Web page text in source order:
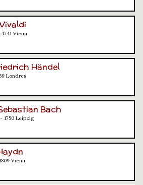
Viena
Händel
Londres
Bach
1750 Leipzig
Viena